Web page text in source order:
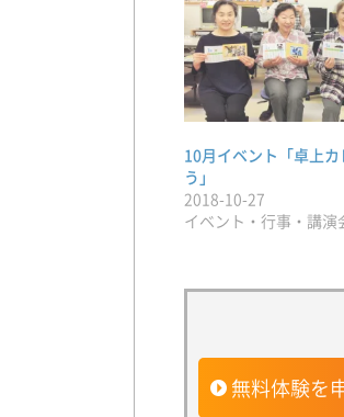
10月イベント「卓上
う」
2018-10-27
イベント・行事・講演
無料体験を